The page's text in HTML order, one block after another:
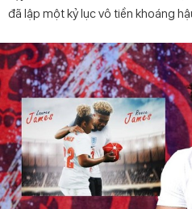
đã lập một kỷ lục vô tiền khoáng